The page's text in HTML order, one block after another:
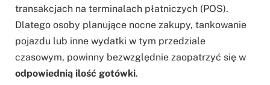
transakcjach na terminalach płatniczych (POS).
Dlatego osoby planujące nocne zakupy, tankowanie
pojazdu lub inne wydatki w tym przedziale
czasowym, powinny bezwzględnie zaopatrzyć się w
odpowiednią ilość gotówki.